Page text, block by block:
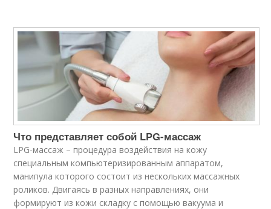
Что представляет собой LPG-массаж
LPG-массаж – процедура воздействия на кожу
специальным компьютеризированным аппаратом,
манипула которого состоит из нескольких массажных
роликов. Двигаясь в разных направлениях, они
формируют из кожи складку с помощью вакуума и